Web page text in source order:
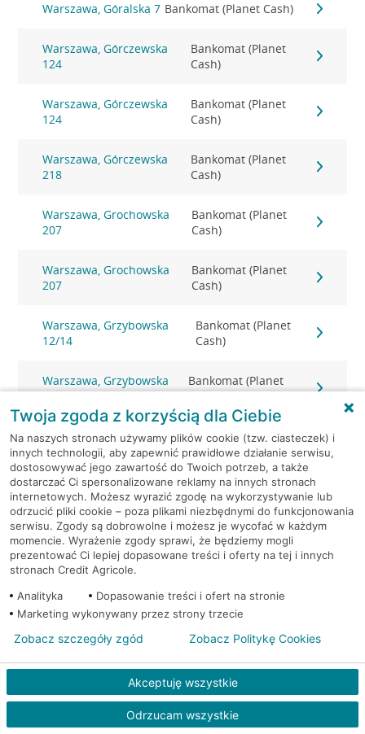
Warszawa, Góralska 7 Bankomat (Planet Cash)
Warszawa, Górczewska
124
Bankomat (Planet
Cash)
Warszawa, Górczewska
124
Bankomat (Planet
Cash)
Warszawa, Górczewska
218
Bankomat (Planet
Cash)
Warszawa, Grochowska
207
Bankomat (Planet
Cash)
Warszawa, Grochowska
207
Bankomat (Planet
Cash)
Warszawa, Grzybowska
12/14
Bankomat (Planet
Cash)
Warszawa, Grzybowska
39
Bankomat (Planet
Cash)
Warszawa, Grzybowska
61
Bankomat (Planet
Cash)
Warszawa, Grzybowska
81
Bankomat (Planet
Cash)
Warszawa,
Jabłonowskiego/Lenca 3
Bankomat (Planet
Cash)
Warszawa, Jana Kazimierza
63
Bankomat (Planet
Cash)
82
Cash)
Warszawa, Jubilerska 1/3 Bankomat (Planet Cash)
Twoja zgoda z korzyścią dla Ciebie
Na naszych stronach używamy plików cookie (tzw. ciasteczek) i
innych technologii, aby zapewnić prawidłowe działanie serwisu,
dostosowywać jego zawartość do Twoich potrzeb, a także
dostarczać Ci spersonalizowane reklamy na innych stronach
internetowych. Możesz wyrazić zgodę na wykorzystywanie lub
odrzucić pliki cookie – poza plikami niezbędnymi do funkcjonowania
serwisu. Zgody są dobrowolne i możesz je wycofać w każdym
momencie. Wyrażenie zgody sprawi, że będziemy mogli
prezentować Ci lepiej dopasowane treści i oferty na tej i innych
stronach Credit Agricole.
Analityka
Dopasowanie treści i ofert na stronie
Marketing wykonywany przez strony trzecie
Akceptuję wszystkie
Odrzucam wszystkie
Zobacz szczegóły zgód Zobacz Politykę Cookies